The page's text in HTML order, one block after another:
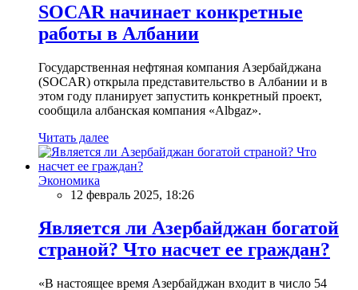
SOCAR начинает конкретные
работы в Албании
Государственная нефтяная компания Азербайджана
(SOCAR) открыла представительство в Албании и в
этом году планирует запустить конкретный проект,
сообщила албанская компания «Albgaz».
Читать далее
Экономика
12 февраль 2025, 18:26
Является ли Азербайджан богатой
страной? Что насчет ее граждан?
«В настоящее время Азербайджан входит в число 54